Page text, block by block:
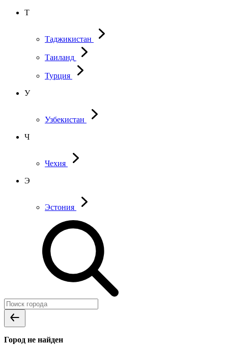
Т
Таджикистан
Таиланд
Турция
У
Узбекистан
Ч
Чехия
Э
Эстония
Город не найден